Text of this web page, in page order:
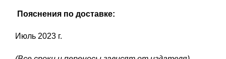
Пояснения по доставке:
Июль 2023 г.